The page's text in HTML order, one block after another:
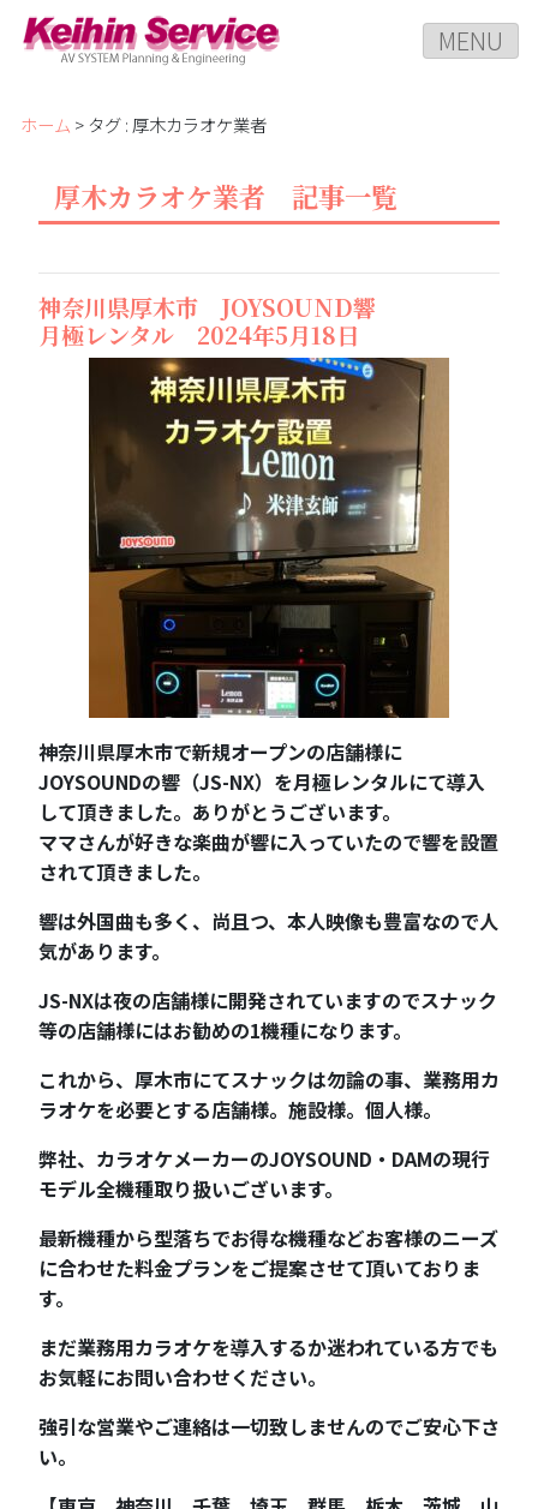
MENU
ホーム > タグ : 厚木カラオケ業者
厚木カラオケ業者 記事一覧
神奈川県厚木市 JOYSOUND響
月極レンタル 2024年5月18日
神奈川県厚木市で新規オープンの店舗様に
JOYSOUNDの響（JS-NX）を月極レンタルにて導入
して頂きました。ありがとうございます。
ママさんが好きな楽曲が響に入っていたので響を設置
されて頂きました。
響は外国曲も多く、尚且つ、本人映像も豊富なので人
気があります。
JS-NXは夜の店舗様に開発されていますのでスナック
等の店舗様にはお勧めの1機種になります。
これから、厚木市にてスナックは勿論の事、業務用カ
ラオケを必要とする店舗様。施設様。個人様。
弊社、カラオケメーカーのJOYSOUND・DAMの現行
モデル全機種取り扱いございます。
最新機種から型落ちでお得な機種などお客様のニーズ
に合わせた料金プランをご提案させて頂いておりま
す。
まだ業務用カラオケを導入するか迷われている方でも
お気軽にお問い合わせください。
強引な営業やご連絡は一切致しませんのでご安心下さ
い。